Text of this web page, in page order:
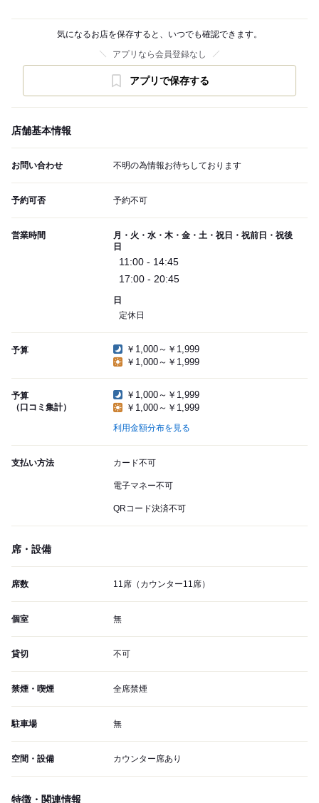
気になるお店を保存すると、いつでも確認できます。
アプリなら会員登録なし
アプリで保存する
店舗基本情報
お問い合わせ 不明の為情報お待ちしております
予約可否 予約不可
営業時間
月・火・水・木・金・土・祝日・祝前日・祝後
日
11:00 - 14:45
17:00 - 20:45
日
定休日
予算
￥1,000～￥1,999
￥1,000～￥1,999
予算
（口コミ集計）
￥1,000～￥1,999
￥1,000～￥1,999
利用金額分布を見る
支払い方法 カード不可
電子マネー不可
QRコード決済不可
席・設備
席数 11席（カウンター11席）
個室 無
貸切 不可
禁煙・喫煙 全席禁煙
駐車場 無
空間・設備 カウンター席あり
特徴・関連情報